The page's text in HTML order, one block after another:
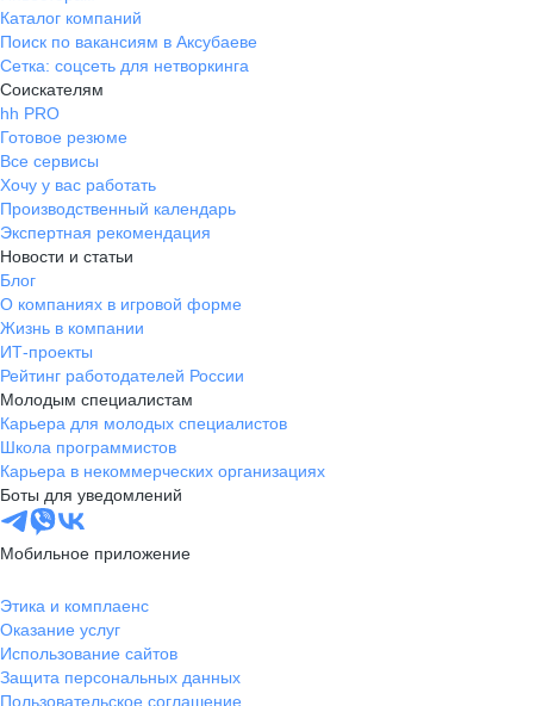
Каталог компаний
Поиск по вакансиям в Аксубаеве
Сетка: соцсеть для нетворкинга
Соискателям
hh PRO
Готовое резюме
Все сервисы
Хочу у вас работать
Производственный календарь
Экспертная рекомендация
Новости и статьи
Блог
О компаниях в игровой форме
Жизнь в компании
ИТ-проекты
Рейтинг работодателей России
Молодым специалистам
Карьера для молодых специалистов
Школа программистов
Карьера в некоммерческих организациях
Боты для уведомлений
Мобильное приложение
Этика и комплаенс
Оказание услуг
Использование сайтов
Защита персональных данных
Пользовательское соглашение